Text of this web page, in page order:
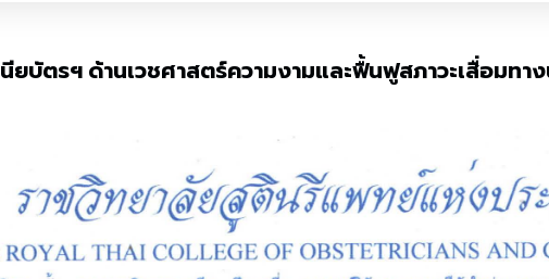
บัตรฯ ด้านเวชศาสตร์ความงามและฟื้นฟูสภาวะเสื่อมทา